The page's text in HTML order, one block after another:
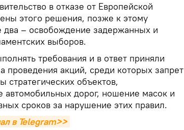
в отказе от Европейской
этого решения, позже к этому
– освобождение задержанных и
выборов.
требования и в ответ приняли
проведения акций, среди которых запрет
стратегических объектов,
автомобильных дорог, ношение масок и
сроков за нарушение этих правил.
в Telegram>>